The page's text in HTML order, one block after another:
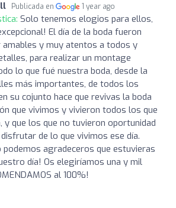
Publicada en 1 year ago
Solo tenemos elogios para ellos,
El día de la boda fueron
amables y muy atentos a todos y
para realizar un montage
lo que fué nuestra boda, desde la
más importantes, de todos los
su cojunto hace que revivas la boda
que vivimos y vivieron todos los que
y que los que no tuvieron oportunidad
de lo que vivimos ese día.
podemos agradeceros que estuvieras
día! Os elegiríamos una y mil
al 100%!